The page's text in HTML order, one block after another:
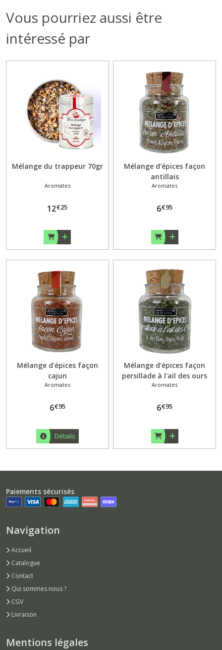
Vous pourriez aussi être
intéressé par
Mélange du trappeur 70gr
Aromates
12€25
Mélange d'épices façon
antillais
Aromates
6€95
Mélange d'épices façon
cajun
Aromates
6€95
Détails
Mélange d'épices façon
persillade à l'ail des ours
Aromates
6€95
Paiements sécurisés
Navigation
Accueil
Catalogue
Contact
Qui sommes nous ?
CGV
Livraison
Mentions légales